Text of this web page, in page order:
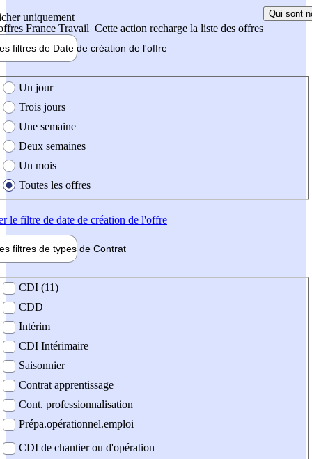
uniquement
France Travail Cette action recharge la liste des offres
Qui sont
filtres de Date de création de l'offre
création de l'offre
Un jour
Trois jours
Une semaine
Deux semaines
Un mois
Toutes les offres
le filtre de date de création de l'offre
filtres de types de Contrat
contrat
CDI (11)
CDD
Intérim
CDI Intérimaire
Saisonnier
Contrat apprentissage
Cont. professionnalisation
Prépa.opérationnel.emploi
CDI de chantier ou d'opération